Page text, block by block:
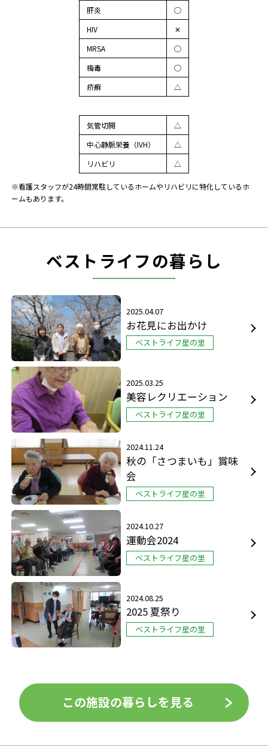
肝炎
◯
HIV
✕
MRSA
◯
梅毒
◯
疥癬
△
気管切開
△
中心静脈栄養（IVH）
△
リハビリ
△
※看護スタッフが24時間常駐しているホームやリハビリに特化しているホ
ームもあります。
ベストライフの暮らし
2025.04.07
お花見にお出かけ
ベストライフ星の里
2025.03.25
美容レクリエーション
ベストライフ星の里
2024.11.24
秋の「さつまいも」賞味
会
ベストライフ星の里
2024.10.27
運動会2024
ベストライフ星の里
2024.08.25
2025 夏祭り
ベストライフ星の里
この施設の暮らしを見る